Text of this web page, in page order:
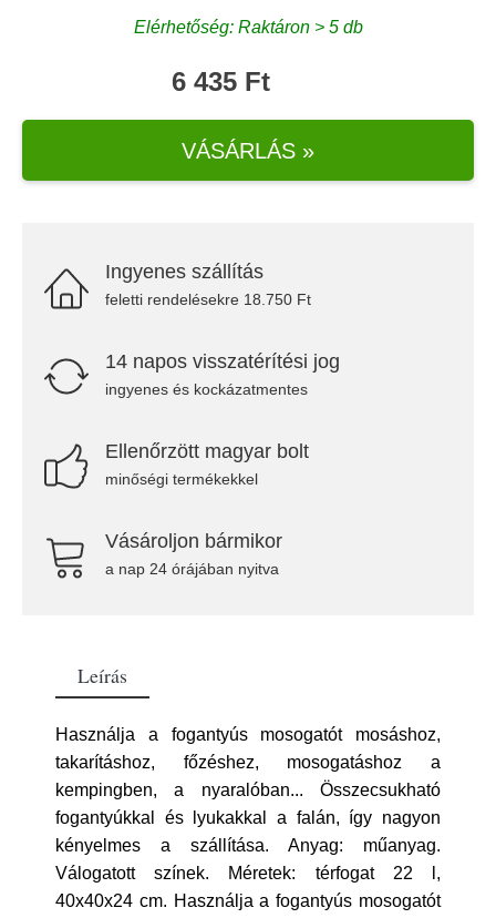
Elérhetőség: Raktáron > 5 db
6 435 Ft
VÁSÁRLÁS »
Ingyenes szállítás
feletti rendelésekre 18.750 Ft
14 napos visszatérítési jog
ingyenes és kockázatmentes
Ellenőrzött magyar bolt
minőségi termékekkel
Vásároljon bármikor
a nap 24 órájában nyitva
Leírás
Használja a fogantyús mosogatót mosáshoz,
takarításhoz, főzéshez, mosogatáshoz a
kempingben, a nyaralóban... Összecsukható
fogantyúkkal és lyukakkal a falán, így nagyon
kényelmes a szállítása. Anyag: műanyag.
Válogatott színek. Méretek: térfogat 22 l,
40x40x24 cm. Használja a fogantyús mosogatót